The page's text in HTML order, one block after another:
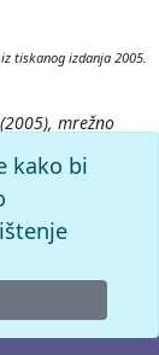
tiskanog izdanja 2005.
mrežno
28176>.
kako bi